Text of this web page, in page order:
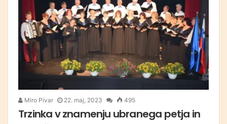
Miro Pivar 22. maj, 2023 495
Trzinka v znamenju ubranega petja in